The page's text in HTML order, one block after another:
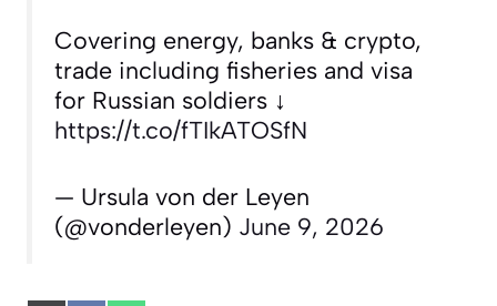
Covering energy, banks & crypto,
trade including fisheries and visa
for Russian soldiers ↓
https://t.co/fTIkATOSfN
— Ursula von der Leyen
(@vonderleyen) June 9, 2026